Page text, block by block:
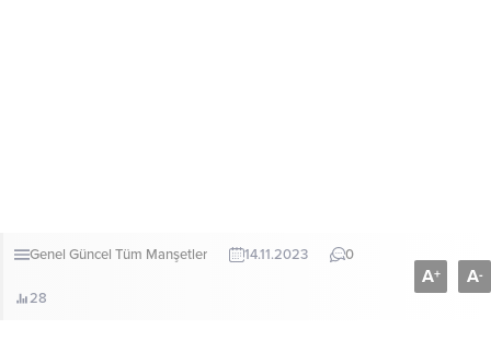
Genel Güncel Tüm Manşetler 14.11.2023 0
28
A+ A-